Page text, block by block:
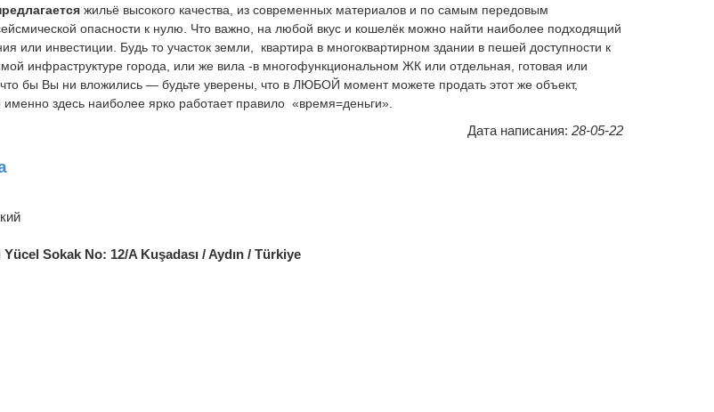
жильё высокого качества, из современных материалов и по самым передовым
опасности к нулю. Что важно, на любой вкус и кошелёк можно найти наиболее подходящий
или инвестиции. Будь то участок земли, квартира в многоквартирном здании в пешей доступности к
инфраструктуре города, или же вила -в многофункциональном ЖК или отдельная, готовая или
бы Вы ни вложились — будьте уверены, что в ЛЮБОЙ момент можете продать этот же объект,
здесь наиболее ярко работает правило «время=деньги».
Дата написания: 28-05-22
Sokak No: 12/A Kuşadası / Aydın / Türkiye